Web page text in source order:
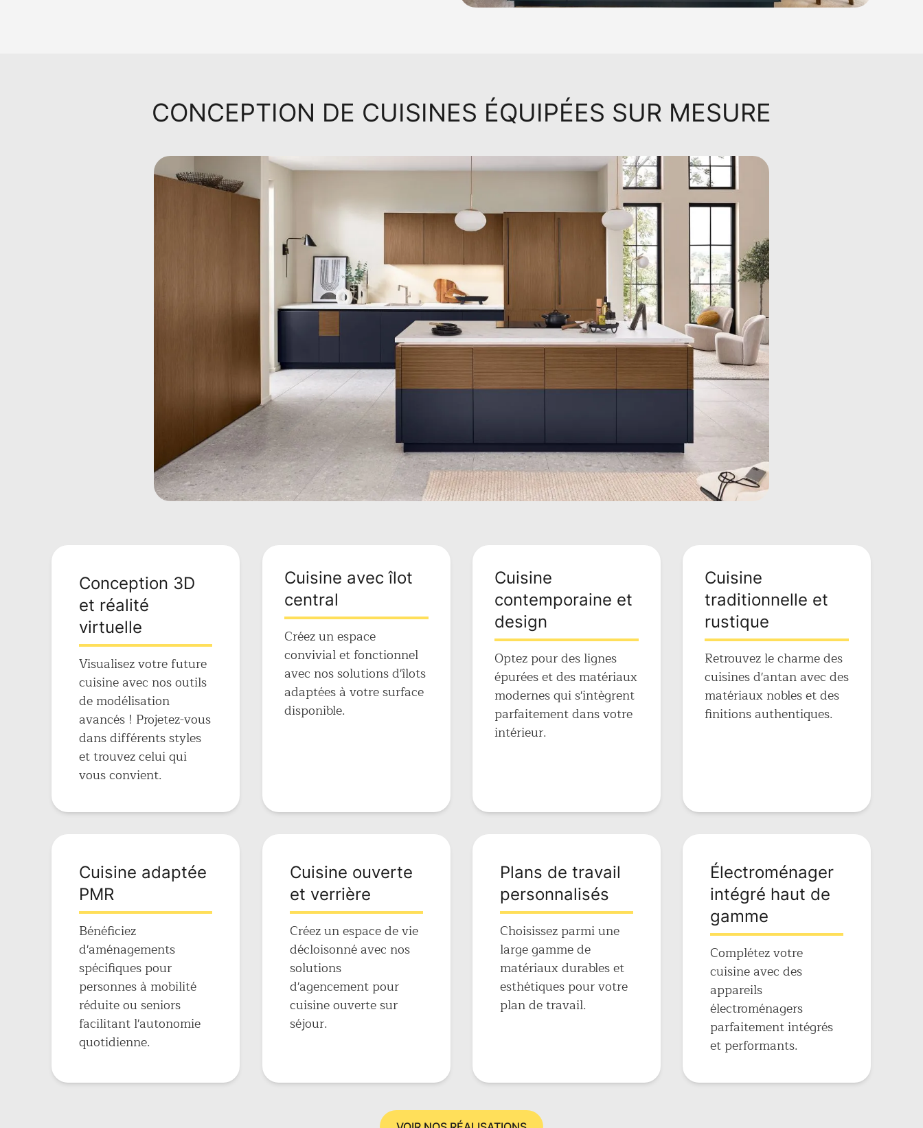
CONCEPTION DE CUISINES ÉQUIPÉES SUR MESURE
Conception 3D
et réalité
virtuelle
Visualisez votre future
cuisine avec nos outils
de modélisation
avancés ! Projetez-vous
dans différents styles
et trouvez celui qui
vous convient.
Cuisine avec îlot
central
Créez un espace
convivial et fonctionnel
avec nos solutions d'îlots
adaptées à votre surface
disponible.
Cuisine
contemporaine et
design
Optez pour des lignes
épurées et des matériaux
modernes qui s'intègrent
parfaitement dans votre
intérieur.
Cuisine
traditionnelle et
rustique
Retrouvez le charme des
cuisines d'antan avec des
matériaux nobles et des
finitions authentiques.
Cuisine adaptée
PMR
Bénéficiez
d'aménagements
spécifiques pour
personnes à mobilité
réduite ou seniors
facilitant l'autonomie
quotidienne.
Cuisine ouverte
et verrière
Créez un espace de vie
décloisonné avec nos
solutions
d'agencement pour
cuisine ouverte sur
séjour.
Plans de travail
personnalisés
Choisissez parmi une
large gamme de
matériaux durables et
esthétiques pour votre
plan de travail.
Électroménager
intégré haut de
gamme
Complétez votre
cuisine avec des
appareils
électroménagers
parfaitement intégrés
et performants.